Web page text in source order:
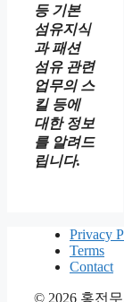
등 기본
섬유지식
과 패션
섬유 관련
업무의 스
킬 등에
대한 정보
를 알려드
립니다.
Privacy
Terms
Contact
© 2026 홍전